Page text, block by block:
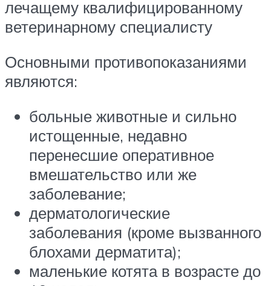
лечащему квалифицированному
ветеринарному специалисту
Основными противопоказаниями
являются:
больные животные и сильно
истощенные, недавно
перенесшие оперативное
вмешательство или же
заболевание;
дерматологические
заболевания (кроме вызванного
блохами дерматита);
маленькие котята в возрасте до